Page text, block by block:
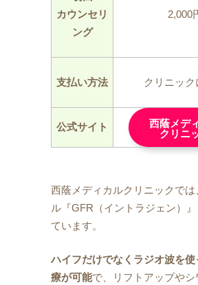
カウンセリ
ング
2,000
支払い方法 クリニッ
公式サイト
西蔭メデ
クリニ
西蔭メディカルクリニックでは
ル『GFR（イントラジェン）
ています。
ハイフだけでなくラジオ波を
療が可能で、リフトアップや